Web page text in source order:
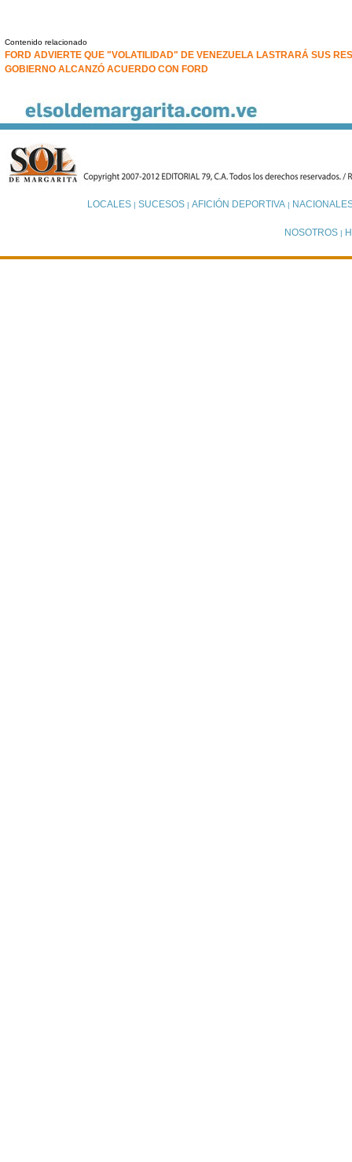
Contenido relacionado
FORD ADVIERTE QUE "VOLATILIDAD" DE VENEZUELA LASTRARÁ SUS
GOBIERNO ALCANZÓ ACUERDO CON FORD
LOCALES| SUCESOS| AFICIÓN DEPORTIVA|
NOSOTROS |